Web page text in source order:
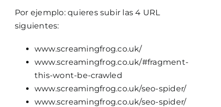
Por ejemplo: quieres subir las 4 URL
siguientes:
www.screamingfrog.co.uk/
www.screamingfrog.co.uk/#fragment-
this-wont-be-crawled
www.screamingfrog.co.uk/seo-spider/
www.screamingfrog.co.uk/seo-spider/